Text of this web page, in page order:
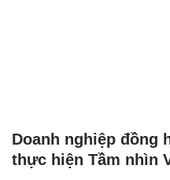
Doanh nghiệp đồng
thực hiện Tầm nhìn